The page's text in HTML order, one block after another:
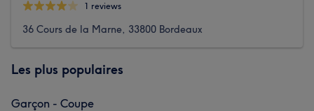
1 reviews
36 Cours de la Marne, 33800 Bordeaux
Les plus populaires
Garçon - Coupe